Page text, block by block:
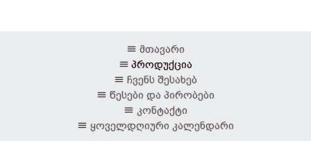
მთავარი
პროდუქცია
ჩვენს შესახებ
წესები და პირობები
კონტაქტი
ყოველდღიური კალენდარი